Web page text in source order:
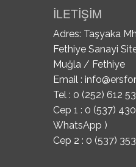
İLETİŞİM
Adres: Taşyaka
Fethiye Sanayi
Muğla / Fethiye
Email :
Tel : 0 (252) 612
Cep 1 : 0 (537)
WhatsApp )
Cep 2 : 0 (537)